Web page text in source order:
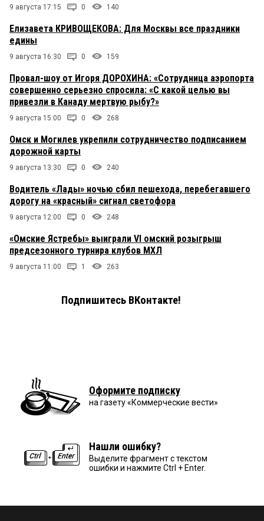
9 августа 17:15 0 140
Елизавета КРИВОЩЕКОВА: Для Москвы все праздники
едины
9 августа 16:30 0 159
Провал-шоу от Игоря ДОРОХИНА: «Сотрудница аэропорта
совершенно серьезно спросила: «С какой целью вы
привезли в Канаду мертвую рыбу?»
9 августа 15:00 0 268
Омск и Могилев укрепили сотрудничество подписанием
дорожной карты
9 августа 13:30 0 240
Водитель «Лады» ночью сбил пешехода, перебегавшего
дорогу на «красный» сигнал светофора
9 августа 12:00 0 248
«Омские Ястребы» выиграли VI омский розыгрыш
предсезонного турнира клубов МХЛ
9 августа 11:00 1 263
Подпишитесь ВКонтакте!
Оформите подписку
на газету «Коммерческие вести»
Нашли ошибку?
Выделите фрагмент с текстом
ошибки и нажмите Ctrl + Enter.